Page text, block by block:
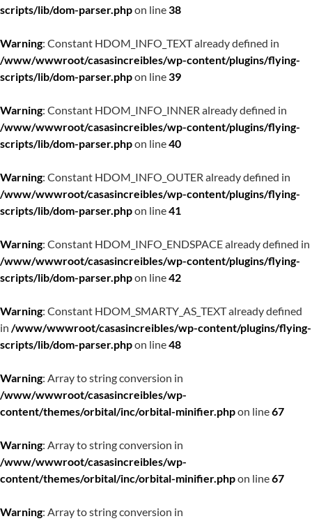
scripts/lib/dom-parser.phpon line38
Warning: Constant HDOM_INFO_TEXT already defined in
/www/wwwroot/casasincreibles/wp-content/plugins/flying-
scripts/lib/dom-parser.phpon line39
Warning: Constant HDOM_INFO_INNER already defined in
/www/wwwroot/casasincreibles/wp-content/plugins/flying-
scripts/lib/dom-parser.phpon line40
Warning: Constant HDOM_INFO_OUTER already defined in
/www/wwwroot/casasincreibles/wp-content/plugins/flying-
scripts/lib/dom-parser.phpon line41
Warning: Constant HDOM_INFO_ENDSPACE already defined in
/www/wwwroot/casasincreibles/wp-content/plugins/flying-
scripts/lib/dom-parser.phpon line42
Warning: Constant HDOM_SMARTY_AS_TEXT already defined
in /www/wwwroot/casasincreibles/wp-content/plugins/flying-
scripts/lib/dom-parser.phpon line48
Warning: Array to string conversion in
/www/wwwroot/casasincreibles/wp-
content/themes/orbital/inc/orbital-minifier.phpon line67
Warning: Array to string conversion in
/www/wwwroot/casasincreibles/wp-
content/themes/orbital/inc/orbital-minifier.phpon line67
Warning: Array to string conversion in